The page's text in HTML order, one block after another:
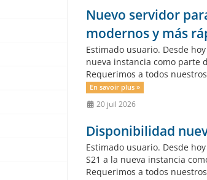
Nuevo servidor
modernos y más
Estimado usuario. Desde
nueva instancia como parte
Requerimos a todos
En savoir plus »
20 juil 2026
Disponibilidad
Estimado usuario. Desde
S21 a la nueva instancia
Requerimos a todos